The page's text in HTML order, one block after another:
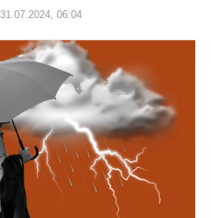
31.07.2024, 06:04